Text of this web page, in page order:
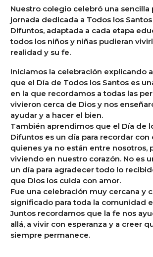
Nuestro colegio celebró una sencilla
jornada dedicada a Todos los
Difuntos, adaptada a cada etapa
todos los niños y niñas pudieran
realidad y su fe.
Iniciamos la celebración explicando
que el Día de Todos los Santos es
en la que recordamos a todas las
vivieron cerca de Dios y nos
ayudar y a hacer el bien.
También aprendimos que el Día de
Difuntos es un día para recordar con
quienes ya no están entre nosotros,
viviendo en nuestro corazón. No es
un día para agradecer todo lo
que Dios los cuida con amor.
Fue una celebración muy cercana y
significado para toda la comunidad
Juntos recordamos que la fe nos
allá, a vivir con esperanza y a creer
siempre permanece.